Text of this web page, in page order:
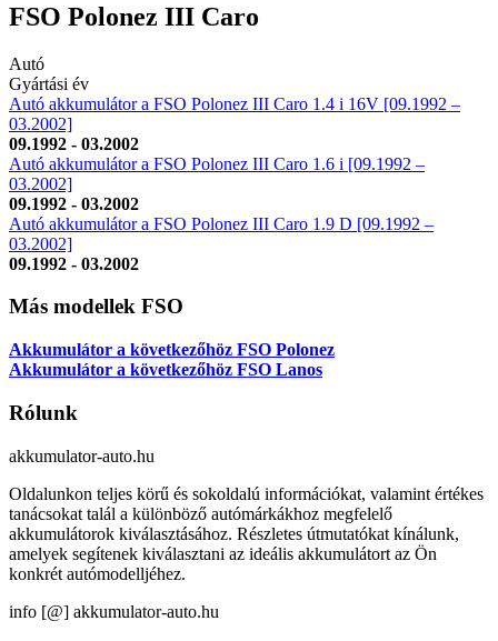
FSO Polonez III Caro
Autó
Gyártási év
Autó akkumulátor a FSO Polonez III Caro 1.4 i 16V [09.1992 –
03.2002]
09.1992 - 03.2002
Autó akkumulátor a FSO Polonez III Caro 1.6 i [09.1992 –
03.2002]
09.1992 - 03.2002
Autó akkumulátor a FSO Polonez III Caro 1.9 D [09.1992 –
03.2002]
09.1992 - 03.2002
Más modellek FSO
Akkumulátor a következőhöz FSO Polonez
Akkumulátor a következőhöz FSO Lanos
Rólunk
akkumulator-auto.hu
Oldalunkon teljes körű és sokoldalú információkat, valamint értékes
tanácsokat talál a különböző autómárkákhoz megfelelő
akkumulátorok kiválasztásához. Részletes útmutatókat kínálunk,
amelyek segítenek kiválasztani az ideális akkumulátort az Ön
konkrét autómodelljéhez.
info [@] akkumulator-auto.hu